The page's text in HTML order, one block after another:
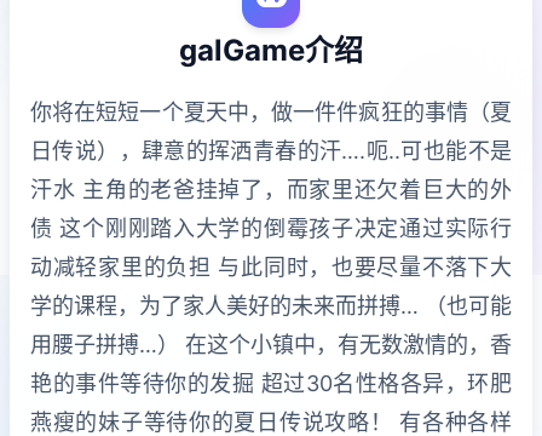
galGame介绍
你将在短短一个夏天中，做一件件疯狂的事情（夏
日传说），肆意的挥洒青春的汗….呃..可也能不是
汗水 主角的老爸挂掉了，而家里还欠着巨大的外
债 这个刚刚踏入大学的倒霉孩子决定通过实际行
动减轻家里的负担 与此同时，也要尽量不落下大
学的课程，为了家人美好的未来而拼搏… （也可能
用腰子拼搏…） 在这个小镇中，有无数激情的，香
艳的事件等待你的发掘 超过30名性格各异，环肥
燕瘦的妹子等待你的夏日传说攻略！ 有各种各样